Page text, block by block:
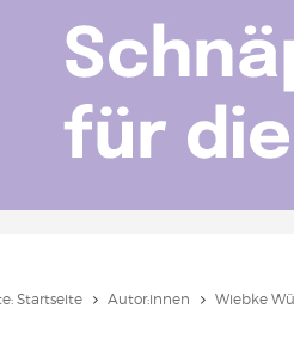
Startseite Autor:innen Wiebke